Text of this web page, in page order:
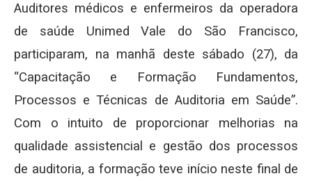
Auditores médicos e enfermeiros da operadora
de saúde Unimed Vale do São Francisco,
participaram, na manhã deste sábado (27), da
“Capacitação e Formação Fundamentos,
Processos e Técnicas de Auditoria em Saúde”.
Com o intuito de proporcionar melhorias na
qualidade assistencial e gestão dos processos
de auditoria, a formação teve início neste final de